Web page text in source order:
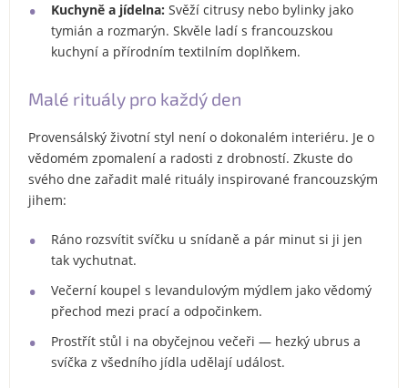
Kuchyně a jídelna: Svěží citrusy nebo bylinky jako
tymián a rozmarýn. Skvěle ladí s francouzskou
kuchyní a přírodním textilním doplňkem.
Malé rituály pro každý den
Provensálský životní styl není o dokonalém interiéru. Je o
vědomém zpomalení a radosti z drobností. Zkuste do
svého dne zařadit malé rituály inspirované francouzským
jihem:
Ráno rozsvítit svíčku u snídaně a pár minut si ji jen
tak vychutnat.
Večerní koupel s levandulovým mýdlem jako vědomý
přechod mezi prací a odpočinkem.
Prostřít stůl i na obyčejnou večeři — hezký ubrus a
svíčka z všedního jídla udělají událost.